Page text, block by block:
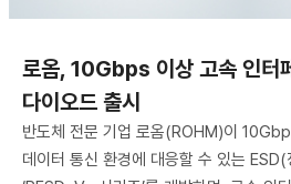
로옴, 10Gbps 이상 고속 인터
다이오드 출시
반도체 전문 기업 로옴(ROHM)이
데이터 통신 환경에 대응할 수 있는